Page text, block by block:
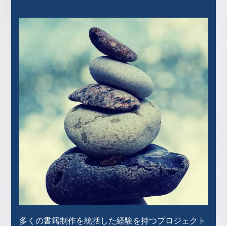
多くの書籍制作を統括した経験を持つプロジェクト